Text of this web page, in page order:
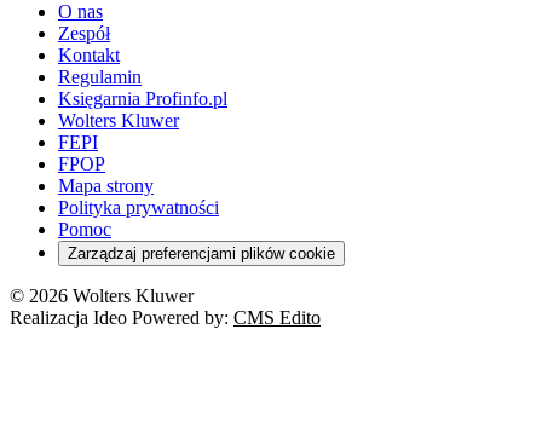
O nas
Zespół
Kontakt
Regulamin
Księgarnia Profinfo.pl
Wolters Kluwer
FEPI
FPOP
Mapa strony
Polityka prywatności
Pomoc
Zarządzaj preferencjami plików cookie
© 2026 Wolters Kluwer
Realizacja Ideo Powered by: CMS Edito